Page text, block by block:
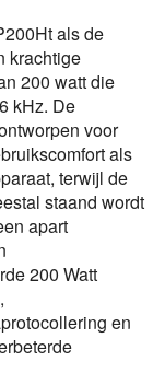
als de
krachtige
200 watt die
kHz. De
voor
als
terwijl de
staand wordt
apart
200 Watt
en